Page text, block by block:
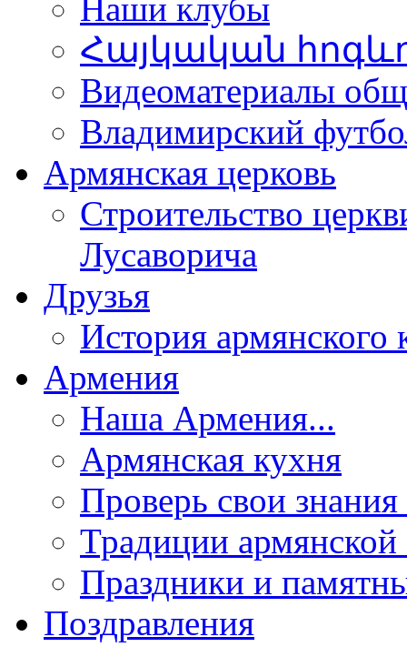
Наши клубы
Հայկական
Видеоматериалы
Владимирский
Армянская церковь
Строительство
Лусаворича
Друзья
История армянского
Армения
Наша Армения...
Армянская кухня
Проверь свои
Традиции армянской
Праздники и
Поздравления